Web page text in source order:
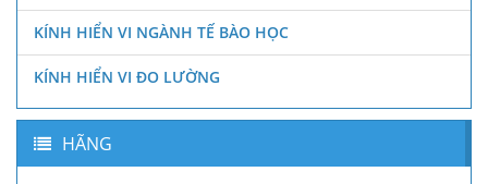
KÍNH HIỂN VI NGÀNH TẾ BÀO HỌC
KÍNH HIỂN VI ĐO LƯỜNG
HÃNG